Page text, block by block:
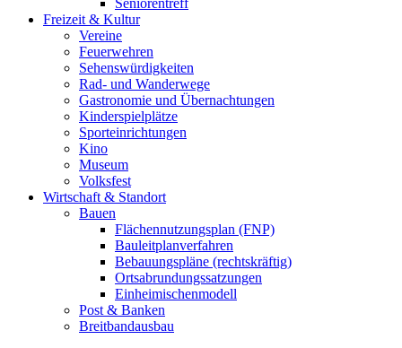
Seniorentreff
Freizeit & Kultur
Vereine
Feuerwehren
Sehenswürdigkeiten
Rad- und Wanderwege
Gastronomie und Übernachtungen
Kinderspielplätze
Sporteinrichtungen
Kino
Museum
Volksfest
Wirtschaft & Standort
Bauen
Flächennutzungsplan (FNP)
Bauleitplanverfahren
Bebauungspläne (rechtskräftig)
Ortsabrundungssatzungen
Einheimischenmodell
Post & Banken
Breitbandausbau